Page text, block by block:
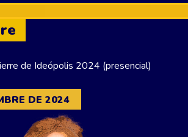
de Ideópolis 2024 (presencial)
DE 2024